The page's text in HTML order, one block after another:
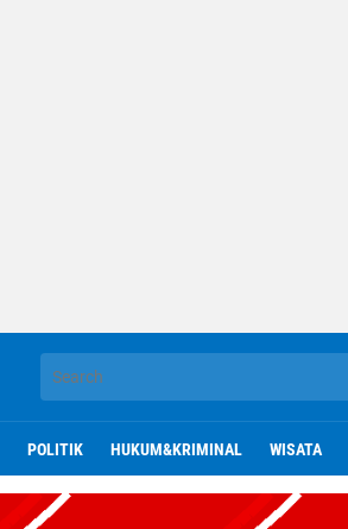
POLITIK HUKUM&KRIMINAL WISATA